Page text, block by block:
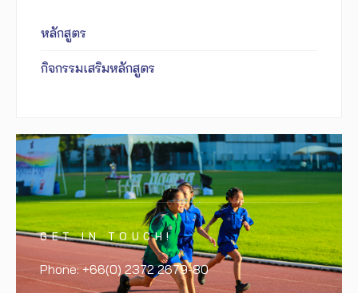
หลักสูตร
กิจกรรมเสริมหลักสูตร
GET IN TOUCH!
Phone: +66(0) 2372 2679-80